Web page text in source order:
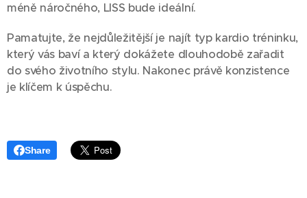
méně náročného, LISS bude ideální.
Pamatujte, že nejdůležitější je najít typ kardio tréninku,
který vás baví a který dokážete dlouhodobě zařadit
do svého životního stylu. Nakonec právě konzistence
je klíčem k úspěchu. 💪
Share